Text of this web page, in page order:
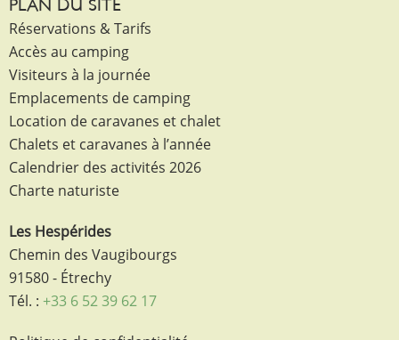
PLAN DU SITE
Réservations & Tarifs
Accès au camping
Visiteurs à la journée
Emplacements de camping
Location de caravanes et chalet
Chalets et caravanes à l’année
Calendrier des activités 2026
Charte naturiste
Les Hespérides
Chemin des Vaugibourgs
91580 - Étrechy
Tél. : +33 6 52 39 62 17